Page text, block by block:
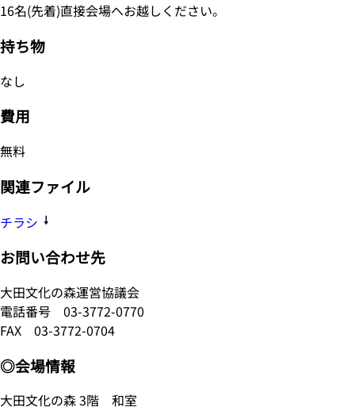
16名(先着)直接会場へお越しください。
持ち物
なし
費用
無料
関連ファイル
チラシ
お問い合わせ先
大田文化の森運営協議会
電話番号 03-3772-0770
FAX 03-3772-0704
◎会場情報
大田文化の森 3階 和室